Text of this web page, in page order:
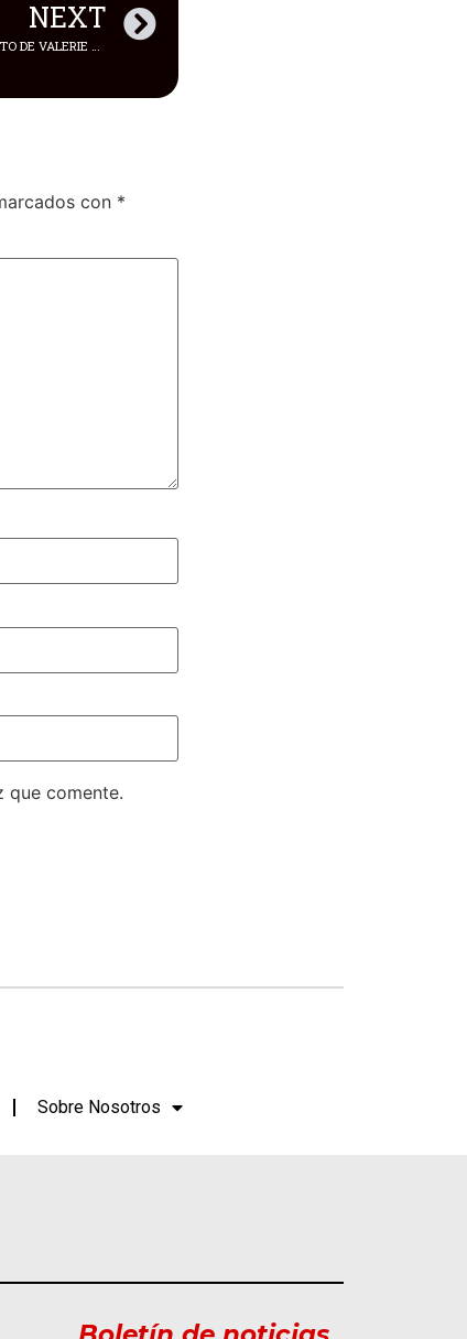
NEXT
EL CORREÍSMO EN JAQUE POR ASESINATO DE VALERIE ELAINE DE LA VALDENE, EN GALÁPAGOS
con *
que comente.
Sobre Nosotros